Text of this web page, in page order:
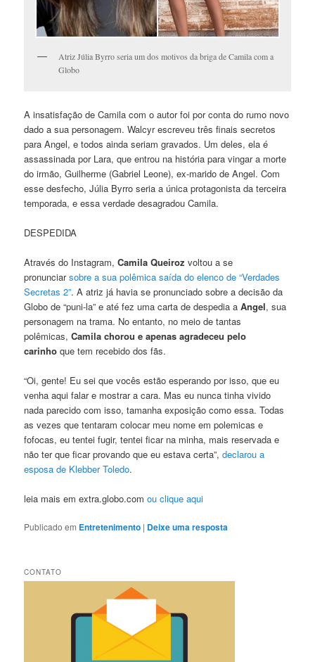
Atriz Júlia Byrro seria um dos motivos da briga de Camila com a
Globo
A insatisfação de Camila com o autor foi por conta do rumo novo
dado a sua personagem. Walcyr escreveu três finais secretos
para Angel, e todos ainda seriam gravados. Um deles, ela é
assassinada por Lara, que entrou na história para vingar a morte
do irmão, Guilherme (Gabriel Leone), ex-marido de Angel. Com
esse desfecho, Júlia Byrro seria a única protagonista da terceira
temporada, e essa verdade desagradou Camila.
DESPEDIDA
Através do Instagram,Camila Queiroz voltou a se
pronunciarsobre a sua polêmica saída do elenco de “Verdades
Secretas 2”. A atriz já havia se pronunciado sobre a decisão da
Globo de “puni-la” e até fez uma carta de despedia aAngel, sua
personagem na trama. No entanto, no meio de tantas
polêmicas,Camila chorou e apenas agradeceu pelo
carinho que tem recebido dos fãs.
“Oi, gente! Eu sei que vocês estão esperando por isso, que eu
venha aqui falar e mostrar a cara. Mas eu nunca tinha vivido
nada parecido com isso, tamanha exposição como essa. Todas
as vezes que tentaram colocar meu nome em polemicas e
fofocas, eu tentei fugir, tentei ficar na minha, mais reservada e
não ter que ficar provando que eu estava certa”,declarou a
esposa de Klebber Toledo.
leia mais em extra.globo.comou clique aqui
Publicado em Entretenimento | Deixe uma resposta
CONTATO